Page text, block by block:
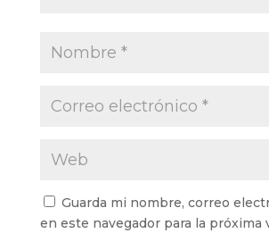
Guarda mi nombre, correo
en este navegador para la próxima